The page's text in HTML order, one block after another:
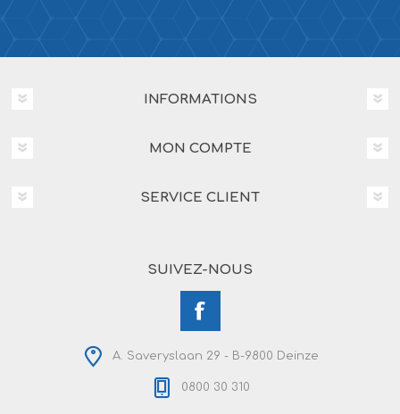
INFORMATIONS
MON COMPTE
SERVICE CLIENT
SUIVEZ-NOUS
A. Saveryslaan 29 - B-9800 Deinze
0800 30 310